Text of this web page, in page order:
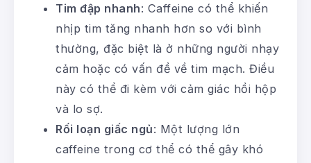
Tim đập nhanh: Caffeine có thể khiến
nhịp tim tăng nhanh hơn so với bình
thường, đặc biệt là ở những người nhạy
cảm hoặc có vấn đề về tim mạch. Điều
này có thể đi kèm với cảm giác hồi hộp
và lo sợ.
Rối loạn giấc ngủ: Một lượng lớn
caffeine trong cơ thể có thể gây khó